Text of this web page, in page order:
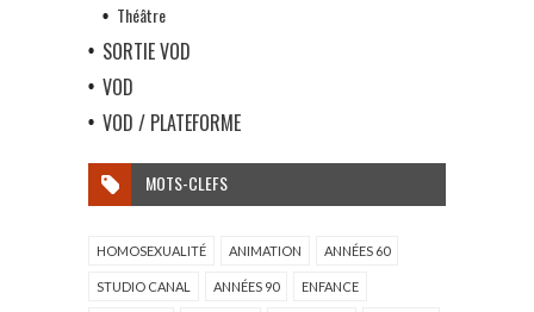
Théâtre
SORTIE VOD
VOD
VOD / PLATEFORME
MOTS-CLEFS
HOMOSEXUALITÉ ANIMATION ANNÉES 60
STUDIO CANAL ANNÉES 90 ENFANCE